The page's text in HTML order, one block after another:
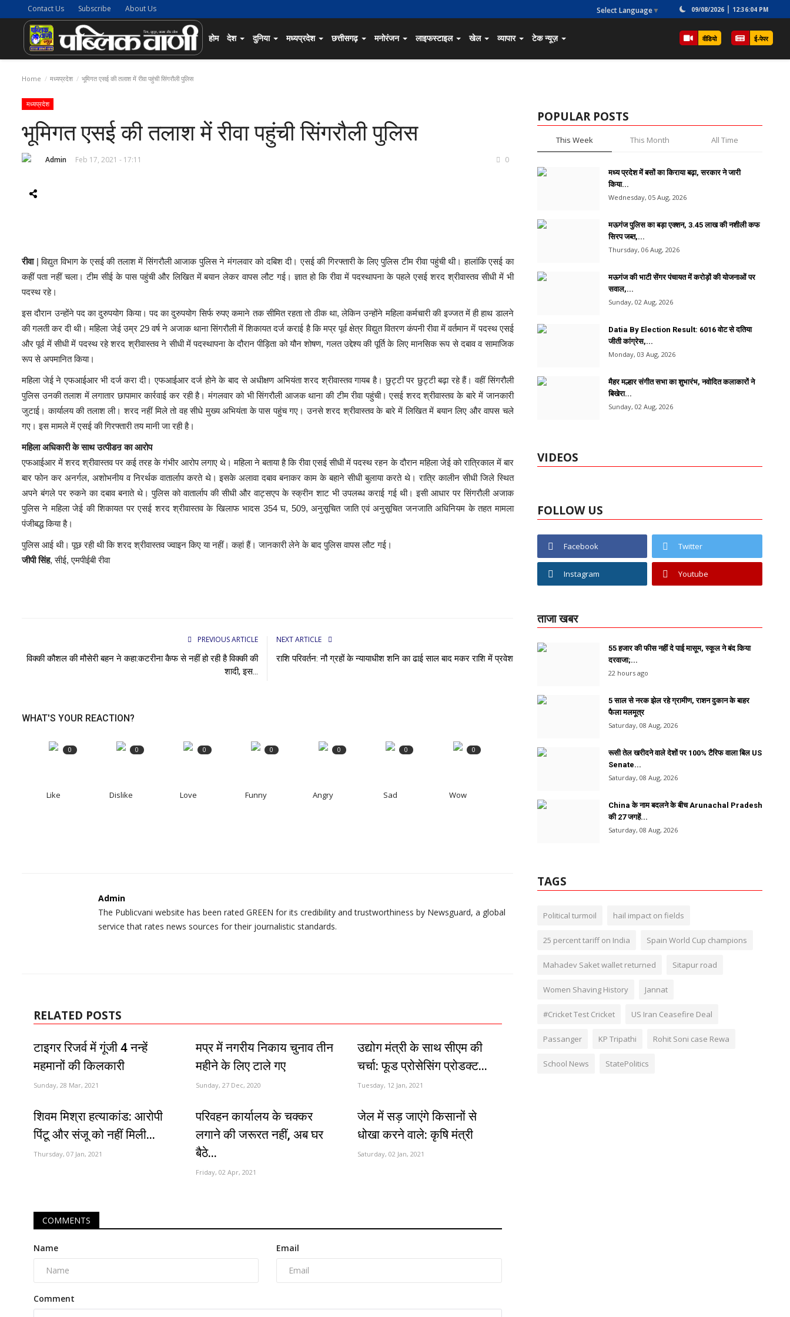
Contact Us Subscribe About Us Select Language▼ 09/08/2026 12:36:04 PM
होम देश दुनिया मध्यप्रदेश छत्तीसगढ़ मनोरंजन लाइफस्टाइल खेल व्यापार टेक न्यूज़ वीडियो ई-पेपर
Home मध्यप्रदेश भूमिगत एसई की तलाश में रीवा पहुंची सिंगरौली पुलिस
मध्यप्रदेश
भूमिगत एसई की तलाश में रीवा पहुंची सिंगरौली पुलिस
Admin Feb 17, 2021 - 17:11 0
रीवा | विद्युत विभाग के एसई की तलाश में सिंगरौली आजाक पुलिस ने मंगलवार को दबिश दी। एसई की गिरफ्तारी के लिए पुलिस टीम रीवा पहुंची थी। हालांकि एसई का
कहीं पता नहीं चला। टीम सीई के पास पहुंची और लिखित में बयान लेकर वापस लौट गई। ज्ञात हो कि रीवा में पदस्थापना के पहले एसई शरद श्रीवास्तव सीधी में भी
पदस्थ रहे।
इस दौरान उन्होंने पद का दुरुपयोग किया। पद का दुरुपयोग सिर्फ रुपए कमाने तक सीमित रहता तो ठीक था, लेकिन उन्होंने महिला कर्मचारी की इज्जत में ही हाथ डालने
की गलती कर दी थी। महिला जेई उम्र 29 वर्ष ने अजाक थाना सिंगरौली में शिकायत दर्ज कराई है कि मप्र पूर्व क्षेत्र विद्युत वितरण कंपनी रीवा में वर्तमान में पदस्थ एसई
और पूर्व में सीधी में पदस्थ रहे शरद श्रीवास्तव ने सीधी में पदस्थापना के दौरान पीड़िता को यौन शोषण, गलत उद्देश्य की पूर्ति के लिए मानसिक रूप से दबाव व सामाजिक
रूप से अपमानित किया।
महिला जेई ने एफआईआर भी दर्ज करा दी। एफआईआर दर्ज होने के बाद से अधीक्षण अभियंता शरद श्रीवास्तव गायब है। छुट्टी पर छुट्टी बढ़ा रहे हैं। वहीं सिंगरौली
पुलिस उनकी तलाश में लगातार छापामार कार्रवाई कर रही है। मंगलवार को भी सिंगरौली आजक थाना की टीम रीवा पहुंची। एसई शरद श्रीवास्तव के बारे में जानकारी
जुटाई। कार्यालय की तलाश ली। शरद नहीं मिले तो वह सीधे मुख्य अभियंता के पास पहुंच गए। उनसे शरद श्रीवास्तव के बारे में लिखित में बयान लिए और वापस चले
गए। इस मामले में एसई की गिरफ्तारी तय मानी जा रही है।
महिला अधिकारी के साथ उत्पीडऩ का आरोप
एफआईआर में शरद श्रीवास्तव पर कई तरह के गंभीर आरोप लगाए थे। महिला ने बताया है कि रीवा एसई सीधी में पदस्थ रहन के दौरान महिला जेई को रात्रिकाल में बार
बार फोन कर अनर्गल, अशोभनीय व निरर्थक वातार्लाप करते थे। इसके अलावा दबाव बनाकर काम के बहाने सीधी बुलाया करते थे। रात्रि कालीन सीधी जिले स्थित
अपने बंगले पर रुकने का दबाव बनाते थे। पुलिस को वातार्लाप की सीधी और वाट्सएप के स्क्रीन शाट भी उपलब्ध कराई गई थी। इसी आधार पर सिंगरौली अजाक
पुलिस ने महिला जेई की शिकायत पर एसई शरद श्रीवास्तव के खिलाफ भादस 354 घ, 509, अनुसूचित जाति एवं अनुसूचित जनजाति अधिनियम के तहत मामला
पंजीबद्ध किया है।
पुलिस आई थी। पूछ रही थी कि शरद श्रीवास्तव ज्वाइन किए या नहीं। कहां हैं। जानकारी लेने के बाद पुलिस वापस लौट गई।
जीपी सिंह, सीई, एमपीईबी रीवा
PREVIOUS ARTICLE
विक्की कौशल की मौसेरी बहन ने कहा:कटरीना कैफ से नहीं हो रही है विक्की की
शादी, इस...
NEXT ARTICLE
राशि परिवर्तन: नौ ग्रहों के न्यायाधीश शनि का ढाई साल बाद मकर राशि में प्रवेश
WHAT'S YOUR REACTION?
0
Like
0
Dislike
0
Love
0
Funny
0
Angry
0
Sad
0
Wow
Admin
The Publicvani website has been rated GREEN for its credibility and trustworthiness by Newsguard, a global
service that rates news sources for their journalistic standards.
RELATED POSTS
टाइगर रिजर्व में गूंजी 4 नन्हें
महमानों की किलकारी
Sunday, 28 Mar, 2021
मप्र में नगरीय निकाय चुनाव तीन
महीने के लिए टाले गए
Sunday, 27 Dec, 2020
उद्योग मंत्री के साथ सीएम की
चर्चा: फूड प्रोसेसिंग प्रोडक्ट...
Tuesday, 12 Jan, 2021
शिवम मिश्रा हत्याकांड: आरोपी
पिंटू और संजू को नहीं मिली...
Thursday, 07 Jan, 2021
परिवहन कार्यालय के चक्कर
लगाने की जरूरत नहीं, अब घर
बैठे...
Friday, 02 Apr, 2021
जेल में सड़ जाएंगे किसानों से
धोखा करने वाले: कृषि मंत्री
Saturday, 02 Jan, 2021
COMMENTS
Name Email
Comment
POPULAR POSTS
This Week This Month All Time
मध्य प्रदेश में बसों का किराया बढ़ा, सरकार ने जारी
किया...
Wednesday, 05 Aug, 2026
मऊगंज पुलिस का बड़ा एक्शन, 3.45 लाख की नशीली कफ
सिरप जब्त,...
Thursday, 06 Aug, 2026
मऊगंज की भाटी सेंगर पंचायत में करोड़ों की योजनाओं पर
सवाल,...
Sunday, 02 Aug, 2026
Datia By Election Result: 6016 वोट से दतिया
जीती कांग्रेस,...
Monday, 03 Aug, 2026
मैहर मल्हार संगीत सभा का शुभारंभ, नवोदित कलाकारों ने
बिखेरा...
Sunday, 02 Aug, 2026
VIDEOS
FOLLOW US
Facebook Twitter
Instagram Youtube
ताजा खबर
55 हजार की फीस नहीं दे पाई मासूम, स्कूल ने बंद किया
दरवाजा;...
22 hours ago
5 साल से नरक झेल रहे ग्रामीण, राशन दुकान के बाहर
फैला मलमूत्र
Saturday, 08 Aug, 2026
रूसी तेल खरीदने वाले देशों पर 100% टैरिफ वाला बिल US
Senate...
Saturday, 08 Aug, 2026
China के नाम बदलने के बीच Arunachal Pradesh
की 27 जगहें...
Saturday, 08 Aug, 2026
TAGS
Political turmoil hail impact on fields
25 percent tariff on India Spain World Cup champions
Mahadev Saket wallet returned Sitapur road
Women Shaving History Jannat
#Cricket Test Cricket US Iran Ceasefire Deal
Passanger KP Tripathi Rohit Soni case Rewa
School News StatePolitics